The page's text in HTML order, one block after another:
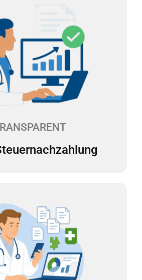
sind der
Selbständigen. Wir erstellen
Jahr eine Steuerhochrechnung
Steuervorauszahlungen
fällig werden.
abgeben
digital in unsere Web-App
den Rest. Alles bleibt
an einem Ort. Wir erstellen Ihre